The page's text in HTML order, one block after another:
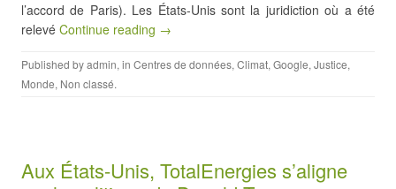
l’accord de Paris). Les États-Unis sont la juridiction où a été
relevé Continue reading →
Published byadmin, in Centres de données, Climat, Google, Justice,
Monde, Non classé.
Aux États-Unis, TotalEnergies s’aligne